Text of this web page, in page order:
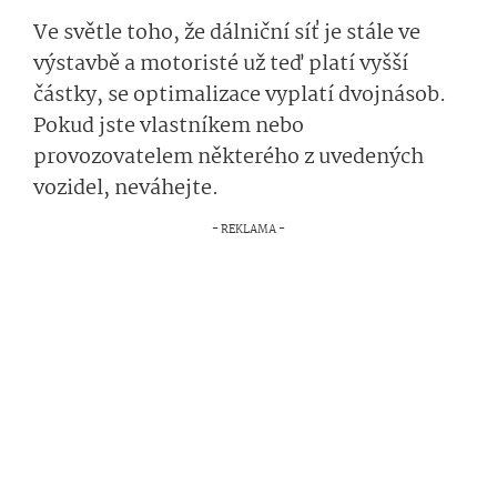
Ve světle toho, že dálniční síť je stále ve
výstavbě a motoristé už teď platí vyšší
částky, se optimalizace vyplatí dvojnásob.
Pokud jste vlastníkem nebo
provozovatelem některého z uvedených
vozidel, neváhejte.